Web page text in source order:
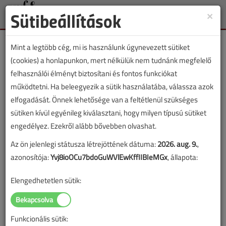
Toggle
Lapszám:
TARTALOM
Az infratelevíziós technika
Figylem! Ez a cikk 21 éve frissült utoljára. A benne szereplő
információk mára aktualitásukat veszíthették, valamint a tartalom
×
Sütibeállítások
Mint a legtöbb cég, mi is használunk úgynevezett sütiket
(cookies) a honlapunkon, mert nélkülük nem tudnánk megfelelő
felhasználói élményt biztosítani és fontos funkciókat
működtetni. Ha beleegyezik a sütik használatába, válassza azok
elfogadását. Önnek lehetősége van a feltétlenül szükséges
sütiken kívül egyénileg kiválasztani, hogy milyen típusú sütiket
engedélyez. Ezekről alább bővebben olvashat.
Az ön jelenlegi státusza létrejöttének dátuma:2026. aug. 9.,
azonosítója:Yvj8ioOCu7bdoGuWVlEwKffIIBIeMGx, állapota:
Elengedhetetlen sütik:
Funkcionális sütik: